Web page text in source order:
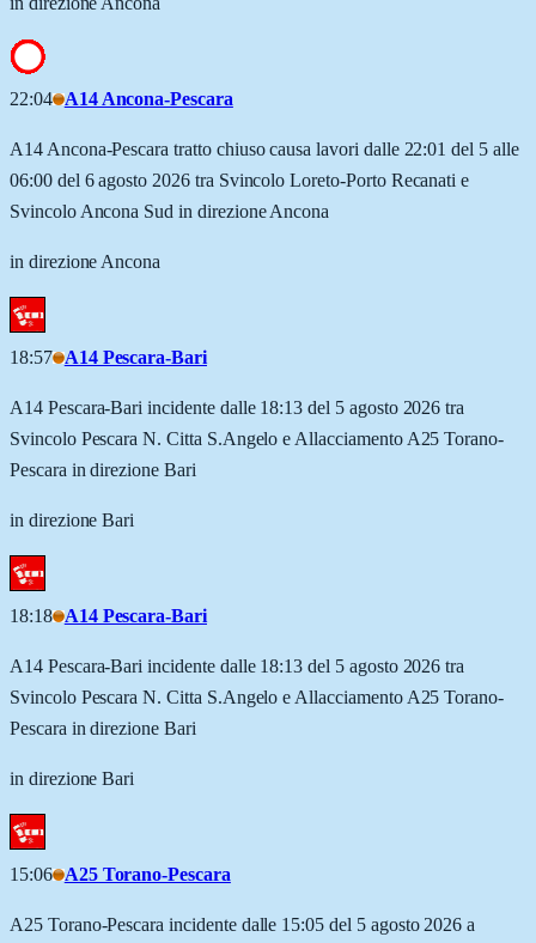
22:04 A14 Ancona-Pescara
A14 Ancona-Pescara tratto chiuso causa lavori dalle 22:01 del 5 alle
06:00 del 6 agosto 2026 tra Svincolo Loreto-Porto Recanati e
Svincolo Ancona Sud in direzione Ancona
in direzione Ancona
18:57 A14 Pescara-Bari
A14 Pescara-Bari incidente dalle 18:13 del 5 agosto 2026 tra
Svincolo Pescara N. Citta S.Angelo e Allacciamento A25 Torano-
Pescara in direzione Bari
in direzione Bari
18:18 A14 Pescara-Bari
A14 Pescara-Bari incidente dalle 18:13 del 5 agosto 2026 tra
Svincolo Pescara N. Citta S.Angelo e Allacciamento A25 Torano-
Pescara in direzione Bari
in direzione Bari
15:06 A25 Torano-Pescara
A25 Torano-Pescara incidente dalle 15:05 del 5 agosto 2026 a